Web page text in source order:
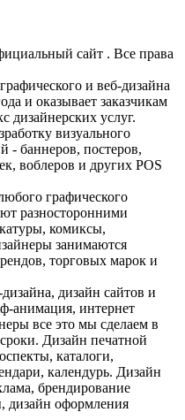
сайт . Все права
и веб-дизайна
и оказывает заказчикам
дизайнерских услуг.
визуального
- баннеров, постеров,
воблеров и других POS
графического
разносторонними
комиксы,
занимаются
торговых марок и
дизайн сайтов и
анимация, интернет
все это мы сделаем в
Дизайн печатной
каталоги,
календурь. Дизайн
брендирование
дизайн оформления